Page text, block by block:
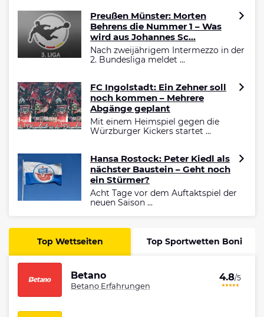
Preußen Münster: Morten
Behrens die Nummer 1 – Was
wird aus Johannes Sc...
Nach zweijährigem Intermezzo in der
2. Bundesliga meldet ...
FC Ingolstadt: Ein Zehner soll
noch kommen – Mehrere
Abgänge geplant
Mit einem Heimspiel gegen die
Würzburger Kickers startet ...
Hansa Rostock: Peter Kiedl als
nächster Baustein – Geht noch
ein Stürmer?
Acht Tage vor dem Auftaktspiel der
neuen Saison ...
Top Wettseiten Top Sportwetten Boni
Betano
Betano Erfahrungen
4.8/5